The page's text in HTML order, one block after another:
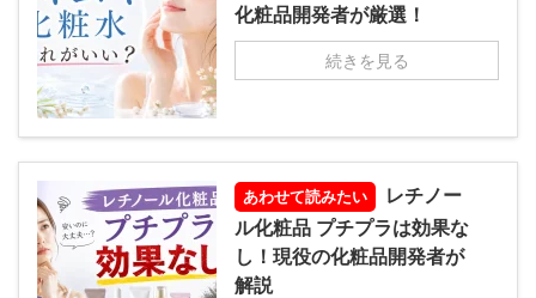
化粧品開発者が厳選！
続きを見る
あわせて読みたい
レチノー
ル化粧品 プチプラは効果な
し！現役の化粧品開発者が
解説